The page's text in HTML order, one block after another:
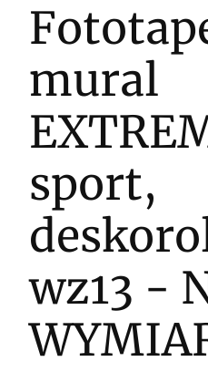
mural
sport,
wz13 -